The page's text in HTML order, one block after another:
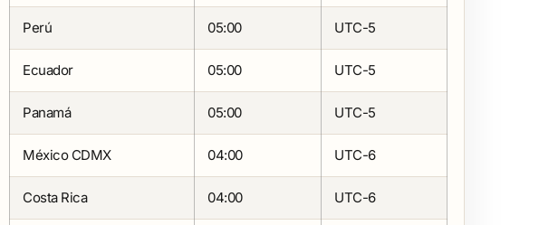
Perú 05:00 UTC-5
Ecuador 05:00 UTC-5
Panamá 05:00 UTC-5
México CDMX 04:00 UTC-6
Costa Rica 04:00 UTC-6